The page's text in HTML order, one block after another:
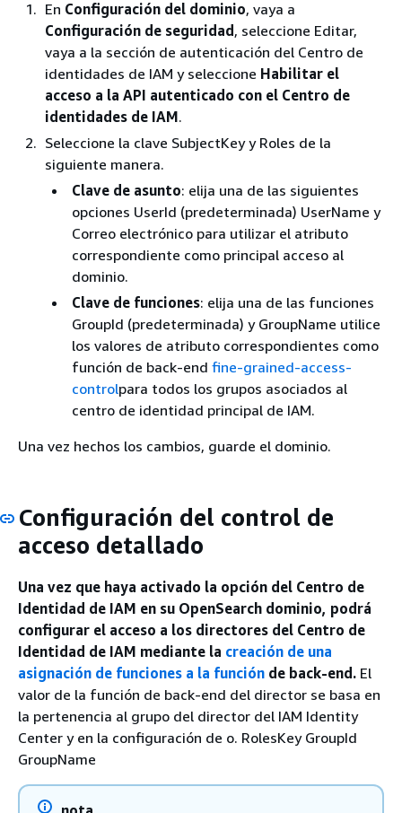
En Configuración del dominio, vaya a
Configuración de seguridad, seleccione Editar,
vaya a la sección de autenticación del Centro de
identidades de IAM y seleccione Habilitar el
acceso a la API autenticado con el Centro de
identidades de IAM.
Seleccione la clave SubjectKey y Roles de la
siguiente manera.
Clave de asunto: elija una de las siguientes
opciones UserId (predeterminada) UserName y
Correo electrónico para utilizar el atributo
correspondiente como principal acceso al
dominio.
Clave de funciones: elija una de las funciones
GroupId (predeterminada) y GroupName utilice
los valores de atributo correspondientes como
función de back-end fine-grained-access-
controlpara todos los grupos asociados al
centro de identidad principal de IAM.
Una vez hechos los cambios, guarde el dominio.
Configuración del control de
acceso detallado
Una vez que haya activado la opción del Centro de
Identidad de IAM en su OpenSearch dominio, podrá
configurar el acceso a los directores del Centro de
Identidad de IAM mediante la creación de una
asignación de funciones a la función de back-end. El
valor de la función de back-end del director se basa en
la pertenencia al grupo del director del IAM Identity
Center y en la configuración de o. RolesKey GroupId
GroupName